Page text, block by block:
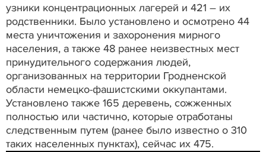
узники концентрационных лагерей и 421 – их
родственники. Было установлено и осмотрено 44
места уничтожения и захоронения мирного
населения, а также 48 ранее неизвестных мест
принудительного содержания людей,
организованных на территории Гродненской
области немецко-фашистскими оккупантами.
Установлено также 165 деревень, сожженных
полностью или частично, которые отработаны
следственным путем (ранее было известно о 310
таких населенных пунктах), сейчас их 475.